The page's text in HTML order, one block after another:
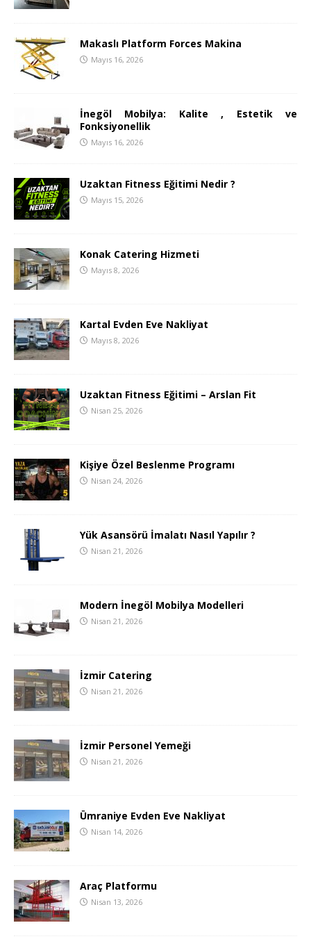
Makaslı Platform Forces Makina
Mayıs 16, 2026
İnegöl Mobilya: Kalite , Estetik ve
Fonksiyonellik
Mayıs 16, 2026
Uzaktan Fitness Eğitimi Nedir ?
Mayıs 15, 2026
Konak Catering Hizmeti
Mayıs 8, 2026
Kartal Evden Eve Nakliyat
Mayıs 8, 2026
Uzaktan Fitness Eğitimi – Arslan Fit
Nisan 25, 2026
Kişiye Özel Beslenme Programı
Nisan 24, 2026
Yük Asansörü İmalatı Nasıl Yapılır ?
Nisan 21, 2026
Modern İnegöl Mobilya Modelleri
Nisan 21, 2026
İzmir Catering
Nisan 21, 2026
İzmir Personel Yemeği
Nisan 21, 2026
Ümraniye Evden Eve Nakliyat
Nisan 14, 2026
Araç Platformu
Nisan 13, 2026